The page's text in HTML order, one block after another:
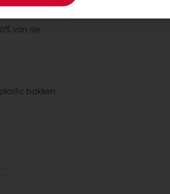
van de
bakken